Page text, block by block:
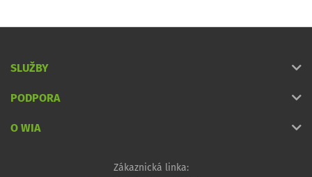
SLUŽBY
PODPORA
O WIA
Zákaznická linka: